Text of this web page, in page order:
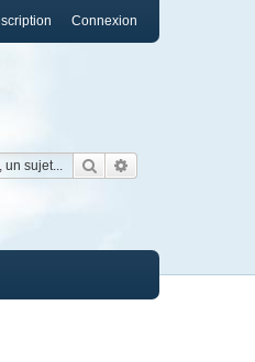
Connexion
Rechercher